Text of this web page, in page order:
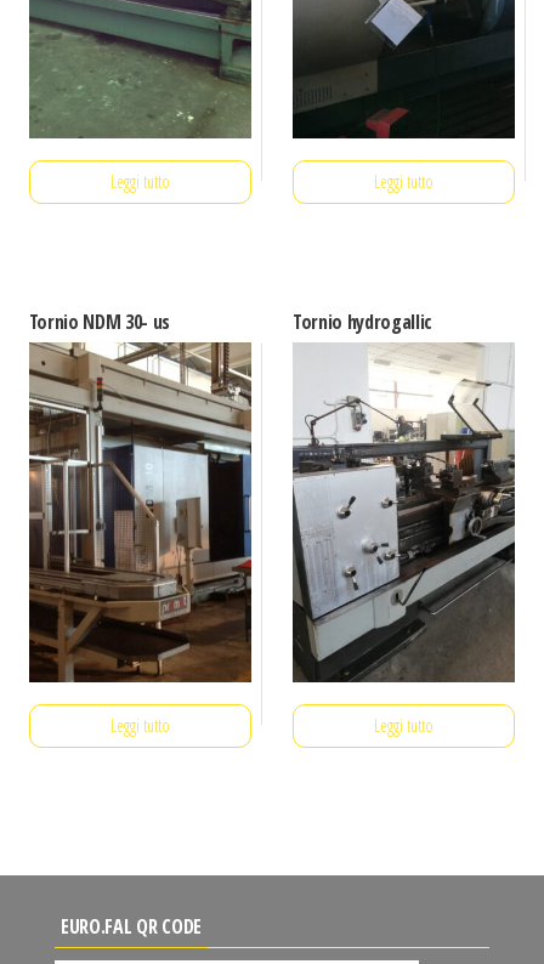
Leggi tutto Leggi tutto
Tornio NDM 30- us
Leggi tutto
Tornio hydrogallic
Leggi tutto
EURO.FAL QR CODE